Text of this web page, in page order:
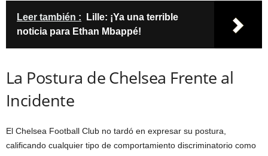
Leer también :
Lille: ¡Ya una terrible
noticia para Ethan Mbappé!
La Postura de Chelsea Frente al
Incidente
El Chelsea Football Club no tardó en expresar su postura,
calificando cualquier tipo de comportamiento discriminatorio como